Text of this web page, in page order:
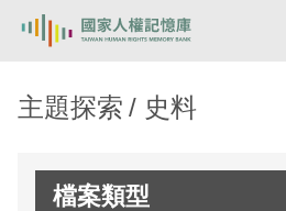
新生訓導處
主題探索 史料
檔案類型